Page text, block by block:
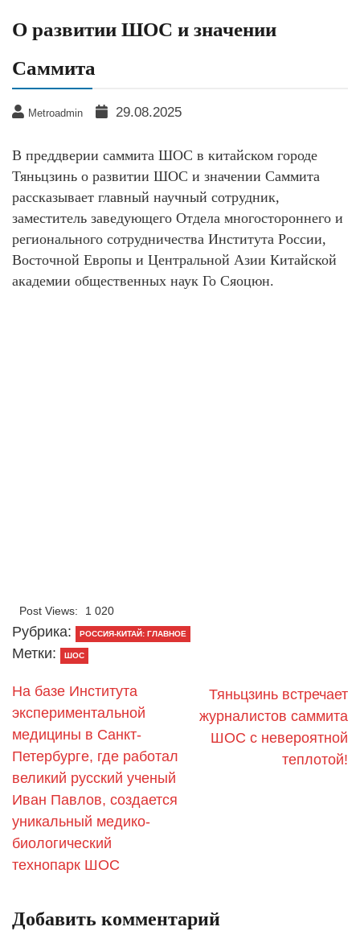
О развитии ШОС и значении
Саммита
Metroadmin 29.08.2025
В преддверии саммита ШОС в китайском городе
Тяньцзинь о развитии ШОС и значении Саммита
рассказывает главный научный сотрудник,
заместитель заведующего Отдела многостороннего и
регионального сотрудничества Института России,
Восточной Европы и Центральной Азии Китайской
академии общественных наук Го Сяоцюн.
Post Views: 1 020
Рубрика: РОССИЯ-КИТАЙ: ГЛАВНОЕ
Метки: ШОС
На базе Института
экспериментальной
медицины в Санкт-
Петербурге, где работал
великий русский ученый
Иван Павлов, создается
уникальный медико-
биологический
технопарк ШОС
Тяньцзинь встречает
журналистов саммита
ШОС с невероятной
теплотой!
Добавить комментарий